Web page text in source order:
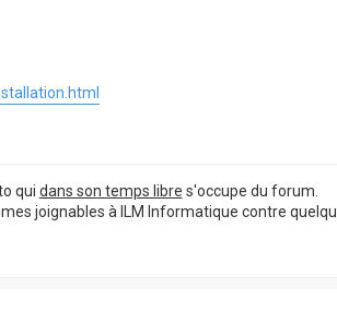
qui dans son temps libre s'occupe du forum.
joignables à ILM Informatique contre